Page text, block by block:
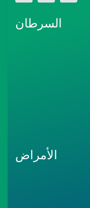
السرطان
الأمراض